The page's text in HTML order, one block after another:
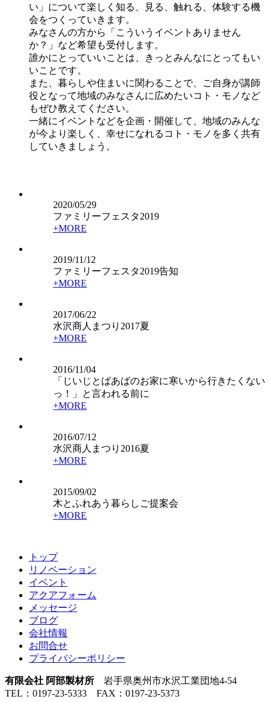
い」について楽しく知る、見る、触れる、体験する機
会をつくっていきます。
みなさんの方から「こういうイベントありません
か？」など希望も受付します。
誰かにとっていいことは、きっとみんなにとってもい
いことです。
また、暮らしや住まいに関わることで、ご自身が講師
役となって地域のみなさんに広めたいコト・モノなど
もぜひ教えてください。
一緒にイベントなどを企画・開催して、地域のみんな
が今より楽しく、幸せになれるコト・モノを多く共有
していきましょう。
2020/05/29
ファミリーフェスタ2019
+MORE
2019/11/12
ファミリーフェスタ2019告知
+MORE
2017/06/22
水沢商人まつり2017夏
+MORE
2016/11/04
「じいじとばあばのお家に寒いから行きたくない
っ！」と言われる前に
+MORE
2016/07/12
水沢商人まつり2016夏
+MORE
2015/09/02
木とふれあう暮らしご提案会
+MORE
トップ
リノベーション
イベント
アクアフォーム
メッセージ
ブログ
会社情報
お問合せ
プライバシーポリシー
有限会社 阿部製材所 岩手県奥州市水沢工業団地4-54
TEL：0197-23-5333 FAX：0197-23-5373